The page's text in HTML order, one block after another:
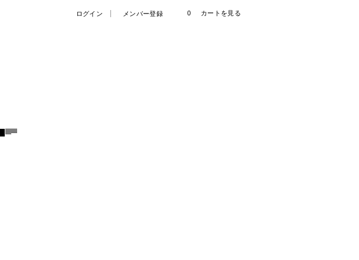
0 カートを見る
ログイン メンバー登録